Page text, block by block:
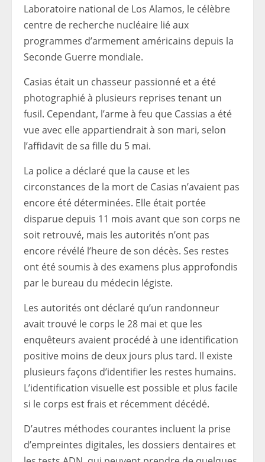
Laboratoire national de Los Alamos, le célèbre
centre de recherche nucléaire lié aux
programmes d’armement américains depuis la
Seconde Guerre mondiale.
Casias était un chasseur passionné et a été
photographié à plusieurs reprises tenant un
fusil. Cependant, l’arme à feu que Cassias a été
vue avec elle appartiendrait à son mari, selon
l’affidavit de sa fille du 5 mai.
La police a déclaré que la cause et les
circonstances de la mort de Casias n’avaient pas
encore été déterminées. Elle était portée
disparue depuis 11 mois avant que son corps ne
soit retrouvé, mais les autorités n’ont pas
encore révélé l’heure de son décès. Ses restes
ont été soumis à des examens plus approfondis
par le bureau du médecin légiste.
Les autorités ont déclaré qu’un randonneur
avait trouvé le corps le 28 mai et que les
enquêteurs avaient procédé à une identification
positive moins de deux jours plus tard. Il existe
plusieurs façons d’identifier les restes humains.
L’identification visuelle est possible et plus facile
si le corps est frais et récemment décédé.
D’autres méthodes courantes incluent la prise
d’empreintes digitales, les dossiers dentaires et